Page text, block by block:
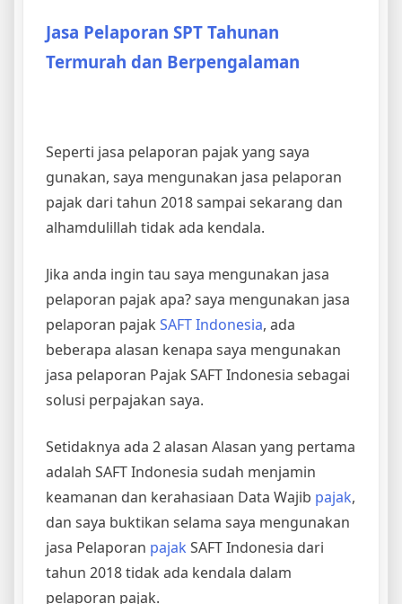
Jasa Pelaporan SPT Tahunan
Termurah dan Berpengalaman
Seperti jasa pelaporan pajak yang saya
gunakan, saya mengunakan jasa pelaporan
pajak dari tahun 2018 sampai sekarang dan
alhamdulillah tidak ada kendala.
Jika anda ingin tau saya mengunakan jasa
pelaporan pajak apa? saya mengunakan jasa
pelaporan pajak SAFT Indonesia, ada
beberapa alasan kenapa saya mengunakan
jasa pelaporan Pajak SAFT Indonesia sebagai
solusi perpajakan saya.
Setidaknya ada 2 alasan Alasan yang pertama
adalah SAFT Indonesia sudah menjamin
keamanan dan kerahasiaan Data Wajib pajak,
dan saya buktikan selama saya mengunakan
jasa Pelaporan pajak SAFT Indonesia dari
tahun 2018 tidak ada kendala dalam
pelaporan pajak.